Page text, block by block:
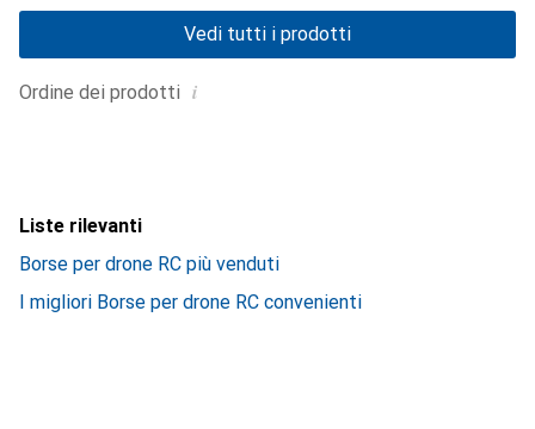
Ordine dei prodotti i
Vedi tutti i prodotti
Liste rilevanti
Borse per drone RC più venduti
I migliori Borse per drone RC convenienti